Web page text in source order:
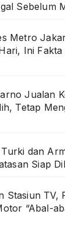
Sebelum
Metro
Ini Fakta
Jualan
Tetap
dan
Siap
Stasiun TV,
“Abal-